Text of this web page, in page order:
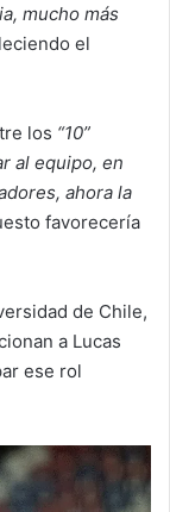
mucho más
el
los “10”
al equipo, en
ahora la
favorecería
de Chile,
a Lucas
ese rol